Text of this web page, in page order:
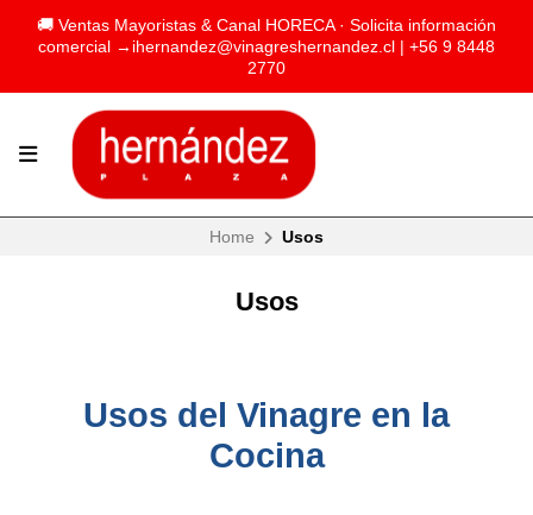
🚚 Ventas Mayoristas & Canal HORECA · Solicita información
comercial → ihernandez@vinagreshernandez.cl | +56 9 8448
2770
Home Usos
Usos
Usos del Vinagre en la
Cocina